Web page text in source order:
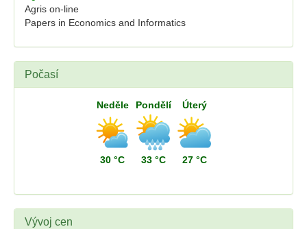
Agris on-line
Papers in Economics and Informatics
Počasí
Neděle
30 °C
Pondělí
33 °C
Úterý
27 °C
Vývoj cen